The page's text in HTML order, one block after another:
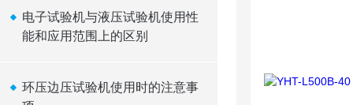
电子试验机与液压试验机使用性
能和应用范围上的区别
环压边压试验机使用时的注意事